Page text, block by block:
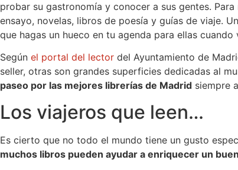
probar su gastronomía y conocer a sus gentes. Para
ensayo, novelas, libros de poesía y guías de viaje.
que hagas un hueco en tu agenda para ellas
Según el portal del lector del Ayuntamiento de
seller, otras son grandes superficies dedicadas al
paseo por las mejores librerías de Madrid siempre
Los viajeros que leen…
Es cierto que no todo el mundo tiene un gusto
muchos libros pueden ayudar a enriquecer un